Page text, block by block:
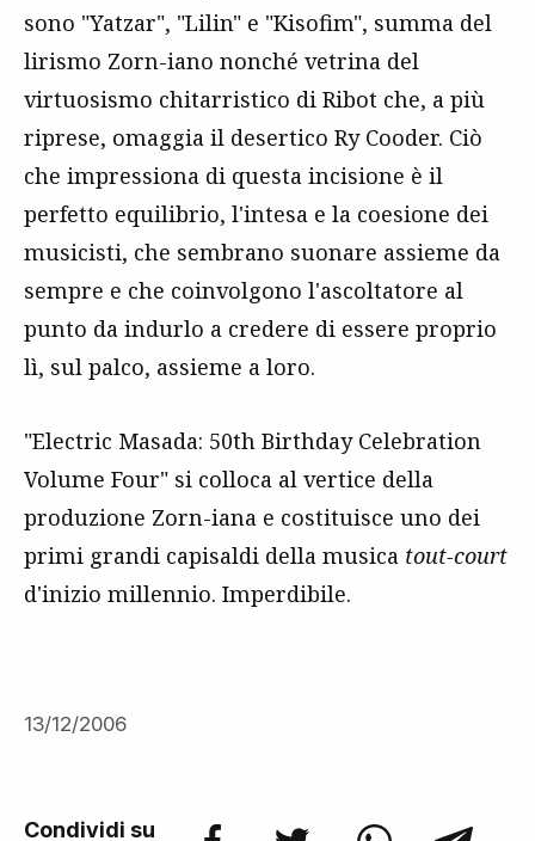
sono "Yatzar", "Lilin" e "Kisofim", summa del
lirismo Zorn-iano nonché vetrina del
virtuosismo chitarristico di Ribot che, a più
riprese, omaggia il desertico Ry Cooder. Ciò
che impressiona di questa incisione è il
perfetto equilibrio, l'intesa e la coesione dei
musicisti, che sembrano suonare assieme da
sempre e che coinvolgono l'ascoltatore al
punto da indurlo a credere di essere proprio
lì, sul palco, assieme a loro.
"Electric Masada: 50th Birthday Celebration
Volume Four" si colloca al vertice della
produzione Zorn-iana e costituisce uno dei
primi grandi capisaldi della musica tout-court
d'inizio millennio. Imperdibile.
13/12/2006
Condividi su